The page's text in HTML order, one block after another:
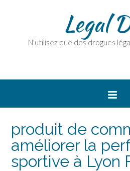
Legal
N'utilisez que des drogues
produit de
améliorer la
sportive à Lyon